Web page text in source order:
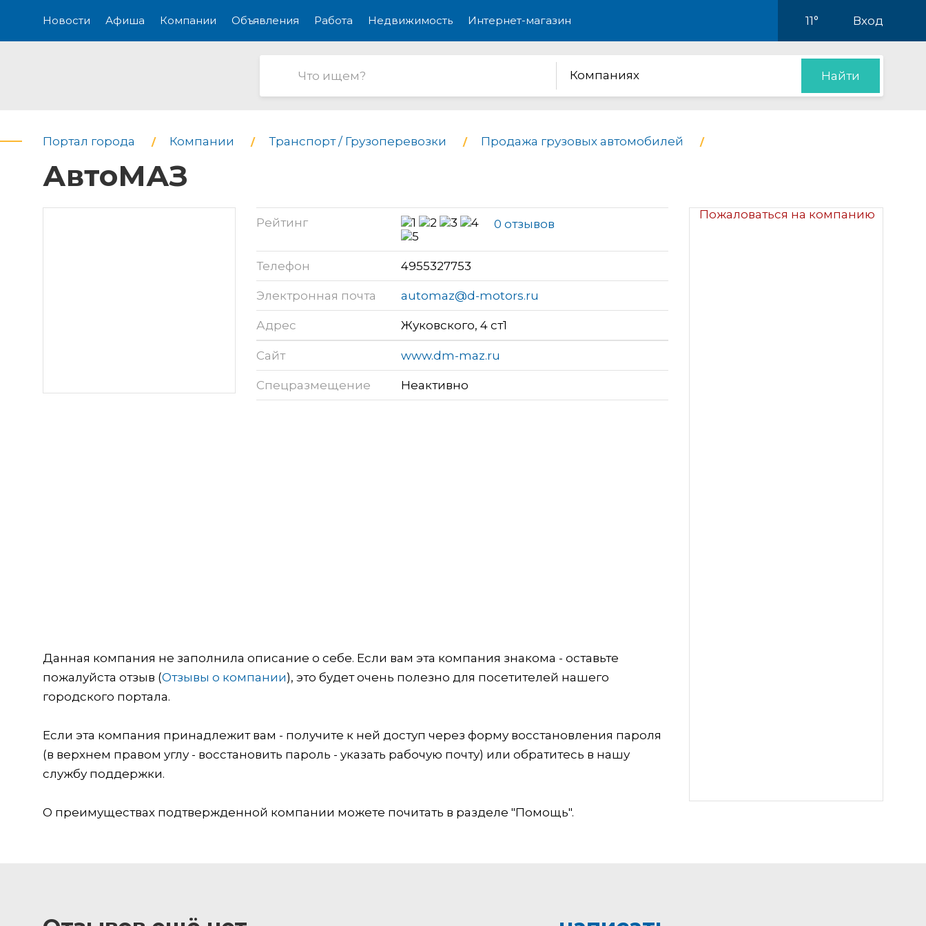
Новости Афиша Компании Объявления Работа Недвижимость Интернет-магазин 11° Вход
Компаниях Найти
Портал города Компании Транспорт / Грузоперевозки Продажа грузовых автомобилей
АвтоМАЗ
Пожаловаться на компанию
Рейтинг 0 отзывов
Телефон 4955327753
Электронная почта automaz@d-motors.ru
Адрес Жуковского, 4 ст1
Сайт www.dm-maz.ru
Спецразмещение Неактивно
Данная компания не заполнила описание о себе. Если вам эта компания знакома - оставьте
пожалуйста отзыв (Отзывы о компании), это будет очень полезно для посетителей нашего
городского портала.
Если эта компания принадлежит вам - получите к ней доступ через форму восстановления пароля
(в верхнем правом углу - восстановить пароль - указать рабочую почту) или обратитесь в нашу
службу поддержки.
О преимуществах подтвержденной компании можете почитать в разделе "Помощь".